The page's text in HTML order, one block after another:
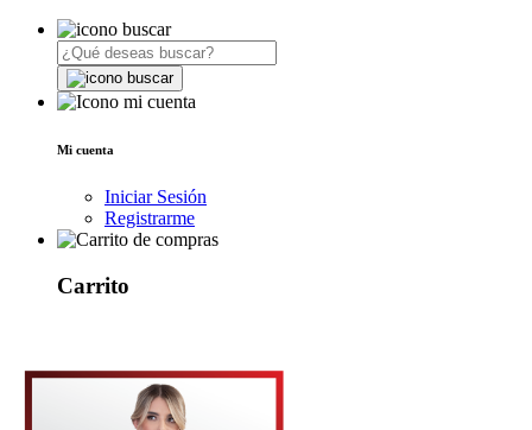
Mi cuenta
Iniciar Sesión
Registrarme
Carrito